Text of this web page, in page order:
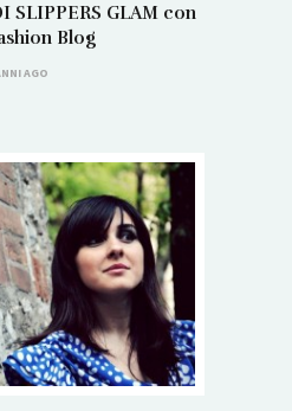
SLIPPERS GLAM con
Blog
AGO